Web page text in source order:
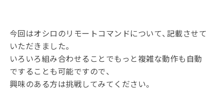
今回はオシロのリモートコマンドについて、記載させて
いただきました。
いろいろ組み合わせることでもっと複雑な動作も自動
ですることも可能ですので、
興味のある方は挑戦してみてください。